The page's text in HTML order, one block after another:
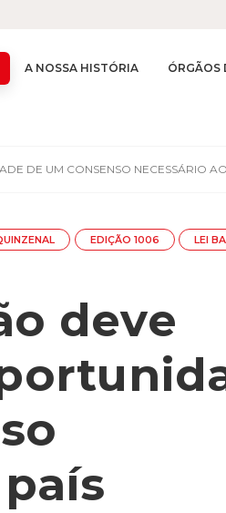
A NOSSA HISTÓRIA ÓRGÃOS
DE UM CONSENSO NECESSÁRIO
EDIÇÃO 1006 LEI
deve